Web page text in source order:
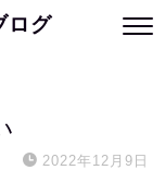
ログ
2022年12月9日